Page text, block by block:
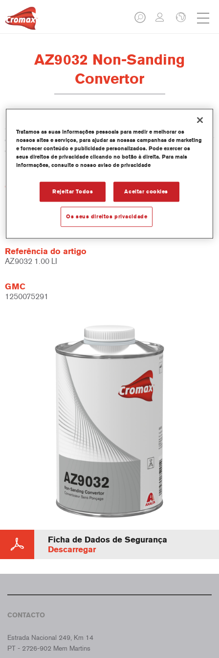
AZ9032 Non-Sanding
Convertor
O Conversor Não Lixável AZ9032 foi formulado para utilização
em Aparelhos Plus de Baixa Emissão LE2001, LE2004, LE2007
e Aparelhos Cromax Pro PS1061, PS1064, PS1067. O seu uso
não é adequado com bases bicamada em base solvente.
Características do produto
Product Variant
Referência do artigo
AZ9032 1.00 LI
GMC
1250075291
Ficha de Dados de Segurança
Descarregar
CONTACTO
Estrada Nacional 249, Km 14
PT - 2726-902 Mem Martins
Tratamos as suas informações pessoais para medir e melhorar os
nossos sites e serviços, para ajudar as nossas campanhas de marketing
e fornecer conteúdo e publicidade personalizados. Pode exercer os
seus direitos de privacidade clicando no botão à direita. Para mais
informações, consulte o nosso aviso de privacidade
Rejeitar Todos Aceitar cookies
Os seus direitos privacidade